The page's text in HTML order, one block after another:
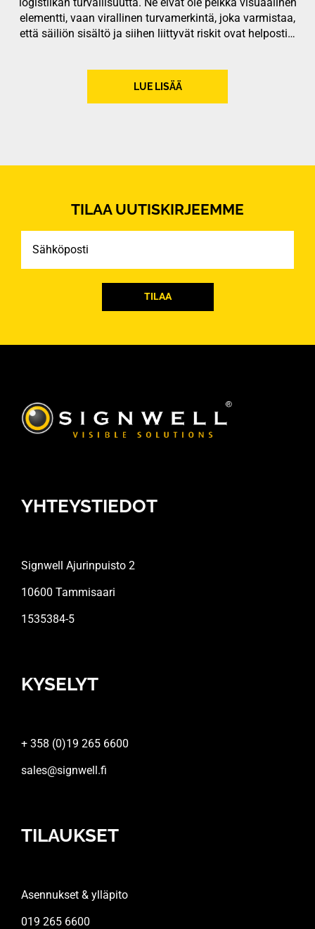
elementti, vaan virallinen turvamerkintä, joka varmistaa,
että säiliön sisältö ja siihen liittyvät riskit ovat helposti…
LUE LISÄÄ
TILAA UUTISKIRJEEMME
YHTEYSTIEDOT
Signwell Ajurinpuisto 2
10600 Tammisaari
1535384-5
KYSELYT
+ 358 (0)19 265 6600
sales@signwell.fi
TILAUKSET
Asennukset & ylläpito
019 265 6600